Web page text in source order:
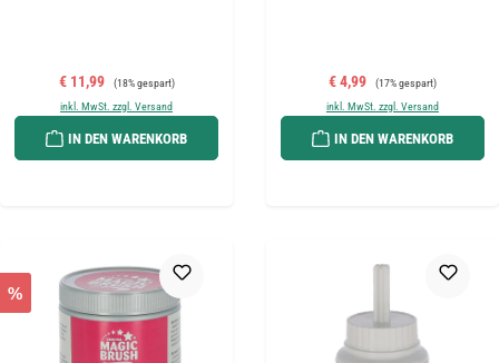
Verkaufspreis:
€ 11,99 Regulärer Preis:
(18% gespart)
inkl. MwSt. zzgl. Versand
IN DEN WARENKORB
Verkaufspreis:
€ 4,99 Regulärer Preis:
(17% gespart)
inkl. MwSt. zzgl. Versand
IN DEN WARENKORB
%